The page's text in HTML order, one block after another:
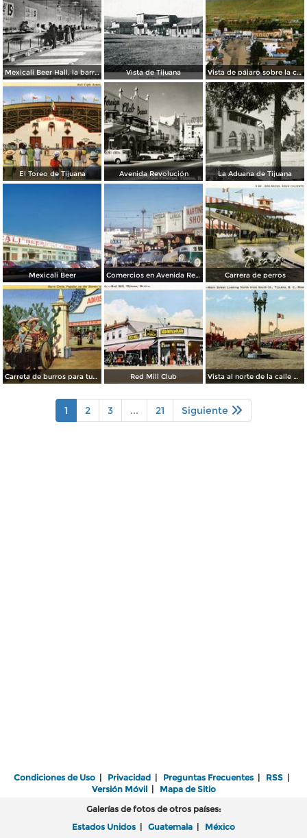
Mexicali Beer Hall, la barra más grande del mundo Vista de Tijuana Vista de pájaro sobre la calle principal de Tijuana
El Toreo de Tijuana Avenida Revolución La Aduana de Tijuana
Mexicali Beer Comercios en Avenida Revolución Carrera de perros
Carreta de burros para turistas Red Mill Club Vista al norte de la calle principal, desde la Calle Sur
1 2 3 ... 21 Siguiente
Condiciones de Uso | Privacidad | Preguntas Frecuentes | RSS |
Versión Móvil| Mapa de Sitio
Galerías de fotos de otros países:
Estados Unidos | Guatemala | México